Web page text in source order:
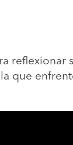
reflexionar
que